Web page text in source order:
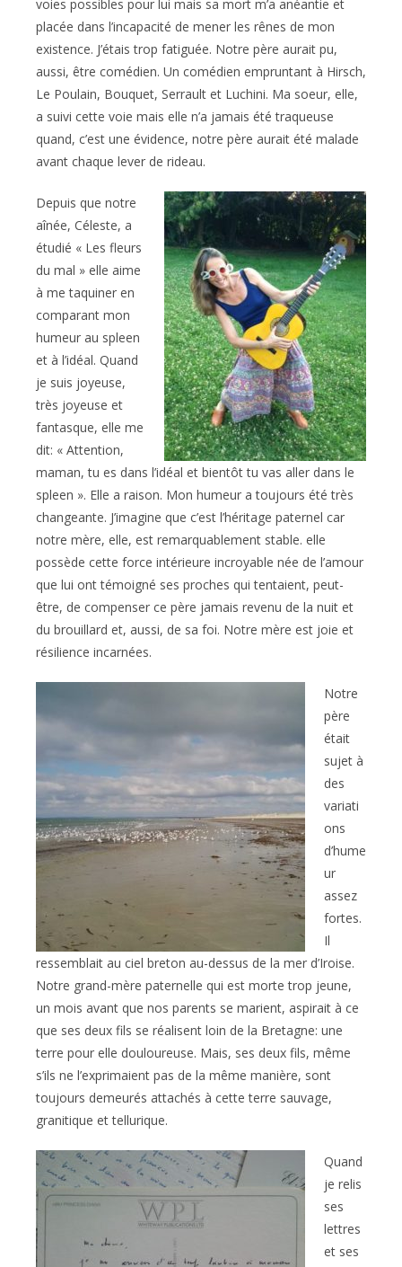
voies possibles pour lui mais sa mort m’a anéantie et
placée dans l’incapacité de mener les rênes de mon
existence. J’étais trop fatiguée. Notre père aurait pu,
aussi, être comédien. Un comédien empruntant à Hirsch,
Le Poulain, Bouquet, Serrault et Luchini. Ma soeur, elle,
a suivi cette voie mais elle n’a jamais été traqueuse
quand, c’est une évidence, notre père aurait été malade
avant chaque lever de rideau.
Depuis que notre
aînée, Céleste, a
étudié « Les fleurs
du mal » elle aime
à me taquiner en
comparant mon
humeur au spleen
et à l’idéal. Quand
je suis joyeuse,
très joyeuse et
fantasque, elle me
dit: « Attention,
maman, tu es dans l’idéal et bientôt tu vas aller dans le
spleen ». Elle a raison. Mon humeur a toujours été très
changeante. J’imagine que c’est l’héritage paternel car
notre mère, elle, est remarquablement stable. elle
possède cette force intérieure incroyable née de l’amour
que lui ont témoigné ses proches qui tentaient, peut-
être, de compenser ce père jamais revenu de la nuit et
du brouillard et, aussi, de sa foi. Notre mère est joie et
résilience incarnées.
Notre
père
était
sujet à
des
variati
ons
d’hume
ur
assez
fortes.
Il
ressemblait au ciel breton au-dessus de la mer d’Iroise.
Notre grand-mère paternelle qui est morte trop jeune,
un mois avant que nos parents se marient, aspirait à ce
que ses deux fils se réalisent loin de la Bretagne: une
terre pour elle douloureuse. Mais, ses deux fils, même
s’ils ne l’exprimaient pas de la même manière, sont
toujours demeurés attachés à cette terre sauvage,
granitique et tellurique.
Quand
je relis
ses
lettres
et ses